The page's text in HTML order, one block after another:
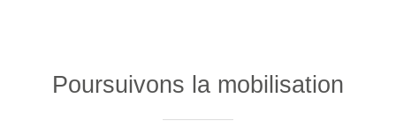
Poursuivons la mobilisation